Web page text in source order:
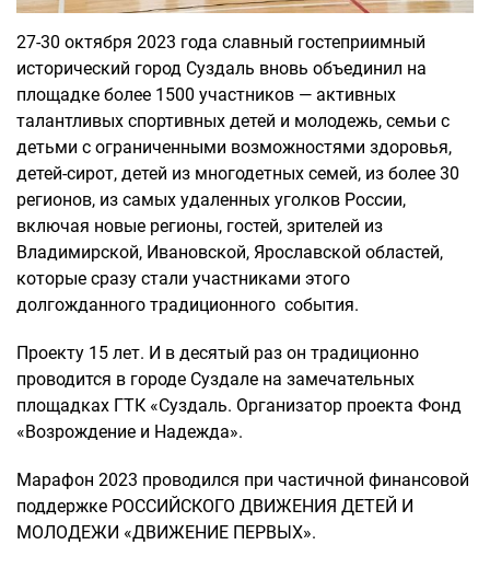
27-30 октября 2023 года славный гостеприимный
исторический город Суздаль вновь объединил на
площадке более 1500 участников — активных
талантливых спортивных детей и молодежь, семьи с
детьми с ограниченными возможностями здоровья,
детей-сирот, детей из многодетных семей, из более 30
регионов, из самых удаленных уголков России,
включая новые регионы, гостей, зрителей из
Владимирской, Ивановской, Ярославской областей,
которые сразу стали участниками этого
долгожданного традиционного события.
Проекту 15 лет. И в десятый раз он традиционно
проводится в городе Суздале на замечательных
площадках ГТК «Суздаль. Организатор проекта Фонд
«Возрождение и Надежда».
Марафон 2023 проводился при частичной финансовой
поддержке РОССИЙСКОГО ДВИЖЕНИЯ ДЕТЕЙ И
МОЛОДЕЖИ «ДВИЖЕНИЕ ПЕРВЫХ».